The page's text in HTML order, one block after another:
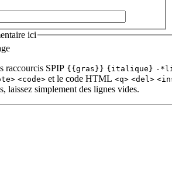
ici
raccourcis SPIP {{gras}} {italique} -
<code> et le code HTML <q> <del>
laissez simplement des lignes vides.